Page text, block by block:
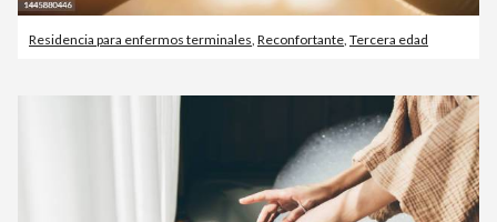
Residencia para enfermos terminales, Reconfortante, Tercera edad